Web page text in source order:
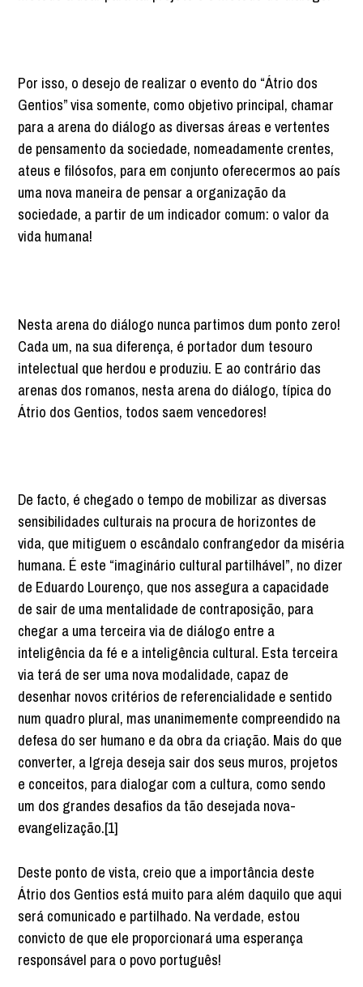
Por isso, o desejo de realizar o evento do “Átrio dos
Gentios” visa somente, como objetivo principal, chamar
para a arena do diálogo as diversas áreas e vertentes
de pensamento da sociedade, nomeadamente crentes,
ateus e filósofos, para em conjunto oferecermos ao país
uma nova maneira de pensar a organização da
sociedade, a partir de um indicador comum: o valor da
vida humana!
Nesta arena do diálogo nunca partimos dum ponto zero!
Cada um, na sua diferença, é portador dum tesouro
intelectual que herdou e produziu. E ao contrário das
arenas dos romanos, nesta arena do diálogo, típica do
Átrio dos Gentios, todos saem vencedores!
De facto, é chegado o tempo de mobilizar as diversas
sensibilidades culturais na procura de horizontes de
vida, que mitiguem o escândalo confrangedor da miséria
humana. É este “imaginário cultural partilhável”, no dizer
de Eduardo Lourenço, que nos assegura a capacidade
de sair de uma mentalidade de contraposição, para
chegar a uma terceira via de diálogo entre a
inteligência da fé e a inteligência cultural. Esta terceira
via terá de ser uma nova modalidade, capaz de
desenhar novos critérios de referencialidade e sentido
num quadro plural, mas unanimemente compreendido na
defesa do ser humano e da obra da criação. Mais do que
converter, a Igreja deseja sair dos seus muros, projetos
e conceitos, para dialogar com a cultura, como sendo
um dos grandes desafios da tão desejada nova-
evangelização.[1]
Deste ponto de vista, creio que a importância deste
Átrio dos Gentios está muito para além daquilo que aqui
será comunicado e partilhado. Na verdade, estou
convicto de que ele proporcionará uma esperança
responsável para o povo português!